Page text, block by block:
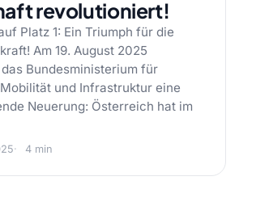
revolutioniert!
Platz 1: Ein Triumph für die
Am 19. August 2025
Bundesministerium für
und Infrastruktur eine
Neuerung: Österreich hat im
4 min